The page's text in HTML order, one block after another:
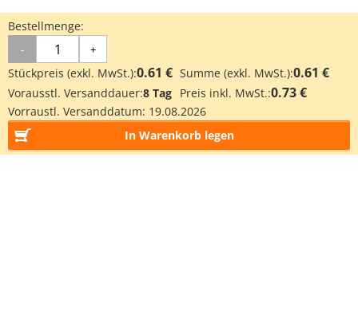
Bestellmenge:
- +
Stückpreis (exkl. MwSt.):0.61 € Summe (exkl. MwSt.):0.61 €
Vorausstl. Versanddauer:8 Tag Preis inkl. MwSt.:0.73 €
Vorraustl. Versanddatum: 19.08.2026
In Warenkorb legen